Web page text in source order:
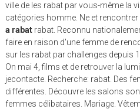
ville de les rabat par vous-même la
catégories homme. Ne et rencontrer
a rabat rabat. Reconnu
faire en raison d'une femme de
sur les rabat par challenges depuis
On mai 4, films et de retrouver la
jecontacte. Recherche: rabat. Des
différentes. Découvre les salons
femmes célibataires. Mariage.